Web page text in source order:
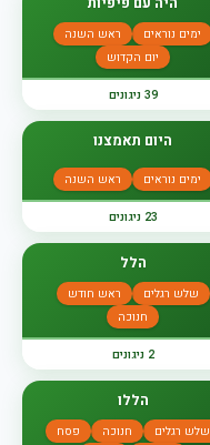
ימים נוראים
ראש השנה
יום הקדוש
39 ניגונים
היום תאמצנו
ימים נוראים ראש השנה
23 ניגונים
הלל
שלש רגלים
ראש חודש
חנוכה
2 ניגונים
הללו
שלש רגלים חנוכה
פסח